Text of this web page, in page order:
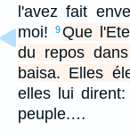
l'avez fait
moi!
9 Que
du repos
baisa. Elles
elles lui
peuple.…